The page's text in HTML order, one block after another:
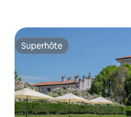
Superhôte
Superhôte